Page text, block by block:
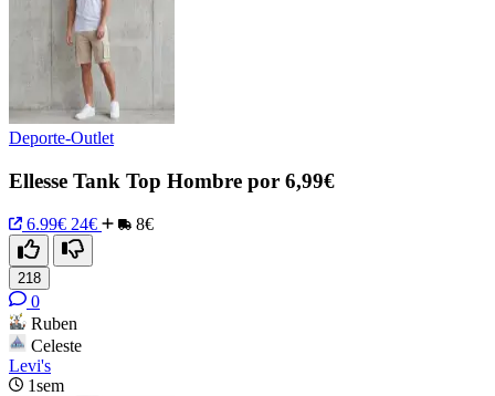
Deporte-Outlet
Ellesse Tank Top Hombre por 6,99€
6.99€ 24€ 8€
218
0
Ruben
Celeste
Levi's
1sem